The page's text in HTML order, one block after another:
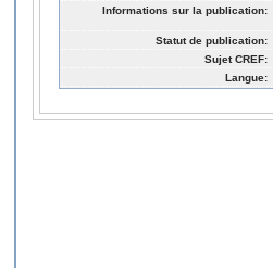
Informations sur la publication:
Statut de publication:
Sujet CREF:
Langue: